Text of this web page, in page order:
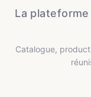
La
Catalogue,